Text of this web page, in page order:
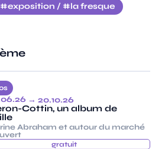
exposition / la fresque
→ 20.10.26
Cottin, un album de
Abraham et autour du marché
gratuit